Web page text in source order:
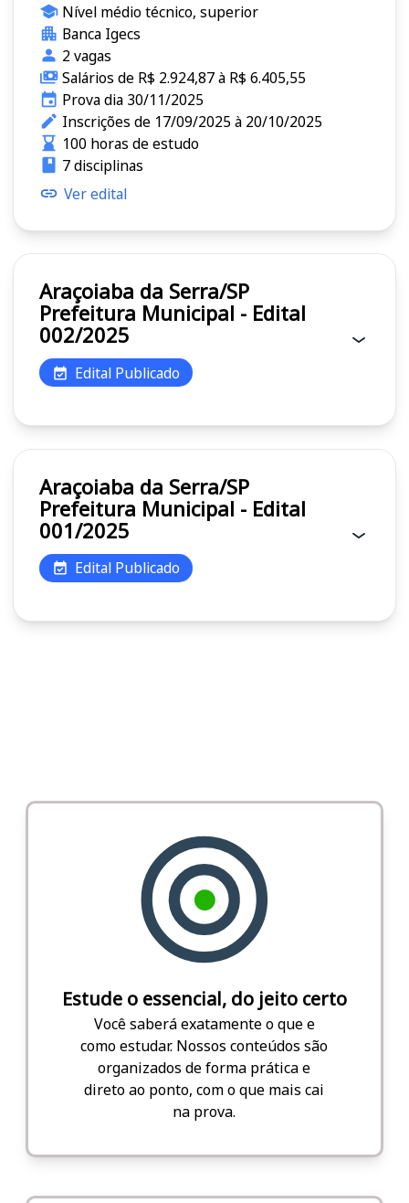
Nível médio técnico, superior
Banca Igecs
2 vagas
Salários de R$ 2.924,87 à R$ 6.405,55
Prova dia 30/11/2025
Inscrições de 17/09/2025 à 20/10/2025
100 horas de estudo
7 disciplinas
Ver edital
Araçoiaba da Serra/SP
Prefeitura Municipal - Edital
002/2025
Edital Publicado
Araçoiaba da Serra/SP
Prefeitura Municipal - Edital
001/2025
Edital Publicado
Estude o essencial, do jeito certo
Você saberá exatamente o que e
como estudar. Nossos conteúdos são
organizados de forma prática e
direto ao ponto, com o que mais cai
na prova.